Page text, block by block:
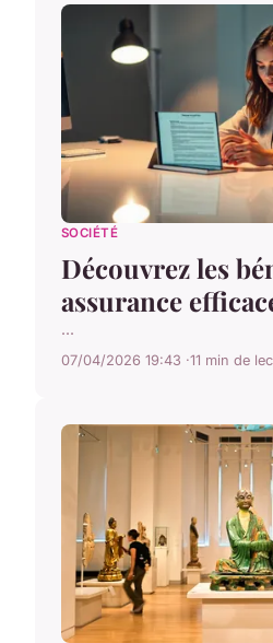
SOCIÉTÉ
Découvrez les
assurance
...
07/04/2026 19:43 11 min de